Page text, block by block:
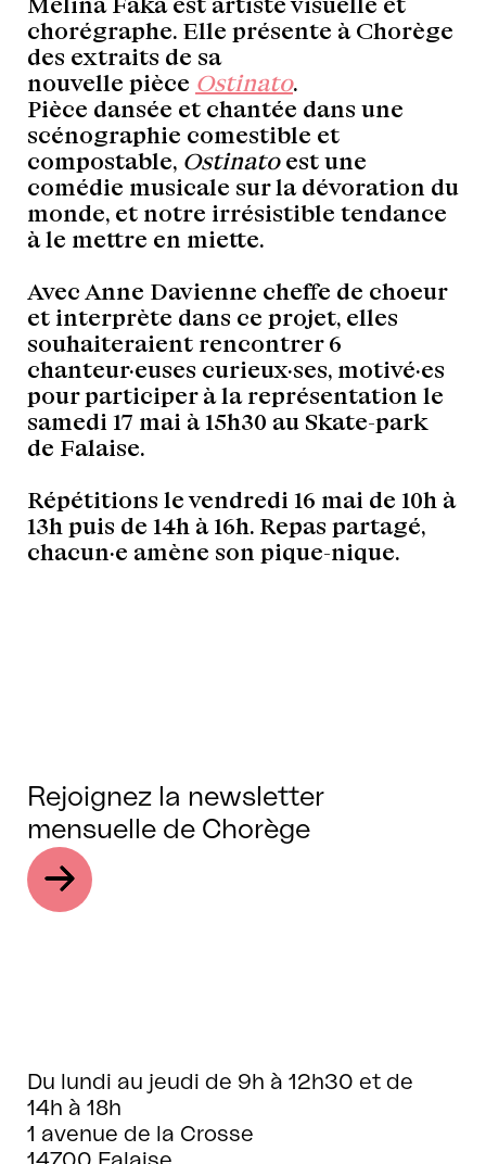
chorégraphe. Elle présente à Chorège
des extraits de sa
nouvelle pièce Ostinato.
Pièce dansée et chantée dans une
scénographie comestible et
compostable, Ostinatoest une
comédie musicale sur la dévoration du
monde, et notre irrésistible tendance
à le mettre en miette.
Avec Anne Davienne cheffe de choeur
et interprète dans ce projet, elles
souhaiteraient rencontrer 6
chanteur·euses curieux·ses, motivé·es
pour participer à la représentation le
samedi 17 mai à 15h30 au Skate-park
de Falaise.
Répétitions le vendredi 16 mai de 10h à
13h puis de 14h à 16h. Repas partagé,
chacun·e amène son pique-nique.
Rejoignez la newsletter
mensuelle de Chorège
Du lundi au jeudi de 9h à 12h30 et de
14h à 18h
1 avenue de la Crosse